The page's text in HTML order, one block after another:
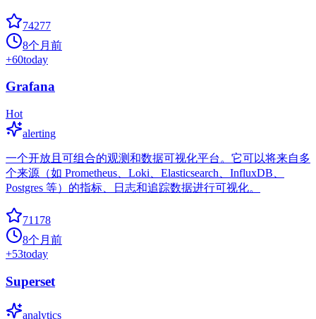
74277
8个月前
+60today
Grafana
Hot
alerting
一个开放且可组合的观测和数据可视化平台。它可以将来自多
个来源（如 Prometheus、Loki、Elasticsearch、InfluxDB、
Postgres 等）的指标、日志和追踪数据进行可视化。
71178
8个月前
+53today
Superset
analytics